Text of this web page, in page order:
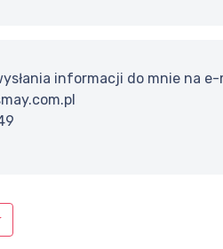
informacji do mnie na